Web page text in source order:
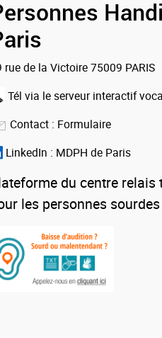
rue de la Victoire 75009 PARIS
Tél via le serveur interactif
Contact : Formulaire
LinkedIn : MDPH de Paris
du centre relais
les personnes